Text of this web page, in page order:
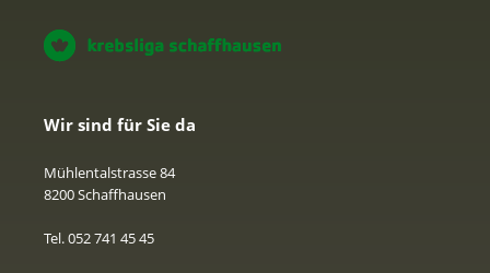
Wir sind für Sie da
Mühlentalstrasse 84
8200 Schaffhausen
Tel. 052 741 45 45